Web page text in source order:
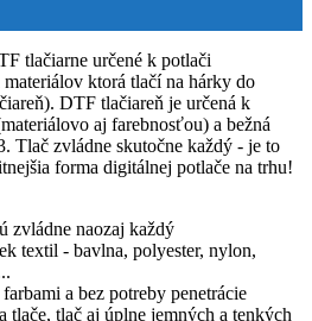
tlačiarne určené k potlači
ktorá tlačí na hárky do
DTF tlačiareň je určená k
aj farebnosťou) a bežná
Tlač zvládne skutočne každý - je to
forma digitálnej potlače na trhu!
zvládne naozaj každý
textil - bavlna, polyester, nylon,
a bez potreby penetrácie
tlače, tlač aj úplne jemných a tenkých